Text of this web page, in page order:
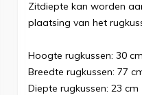
Zitdiepte kan worden
plaatsing van het
Hoogte rugkussen: 30 cm
Breedte rugkussen: 77
Diepte rugkussen: 23 cm